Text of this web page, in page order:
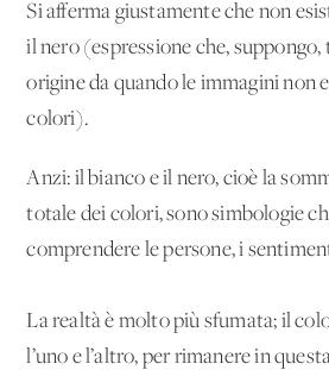
Si afferma giustamente che non
il nero (espressione che,
origine da quando le immagini non
colori).
Anzi: il bianco e il nero, cioè la
totale dei colori, sono simbologie
comprendere le persone, i
La realtà è molto più sfumata; il
l’uno e l’altro, per rimanere in